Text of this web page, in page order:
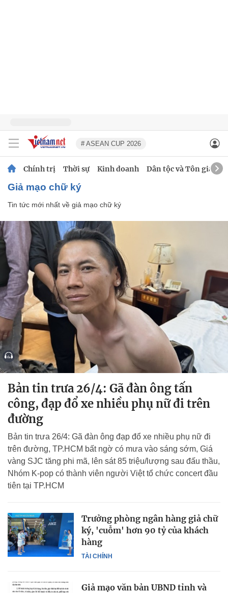
# ASEAN CUP 2026
Chính trị Thời sự Kinh doanh Dân tộc và Tôn giáo
giả mạo chữ ký
Tin tức mới nhất về giả mạo chữ ký
Bản tin trưa 26/4: Gã đàn ông tấn
công, đạp đổ xe nhiều phụ nữ đi trên
đường
Bản tin trưa 26/4: Gã đàn ông đạp đổ xe nhiều phụ nữ đi
trên đường, TP.HCM bất ngờ có mưa vào sáng sớm, Giá
vàng SJC tăng phi mã, lên sát 85 triệu/lượng sau đấu thầu,
Nhóm K-pop có thành viên người Việt tổ chức concert đầu
tiên tại TP.HCM
TÀI CHÍNH
Trưởng phòng ngân hàng giả chữ
ký, 'cuỗm' hơn 90 tỷ của khách
hàng
Giả mạo văn bản UBND tỉnh và